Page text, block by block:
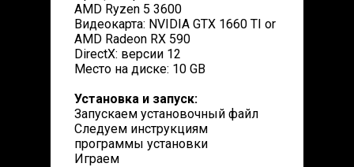
AMD Ryzen 5 3600
Видеокарта: NVIDIA GTX 1660 TI or
AMD Radeon RX 590
DirectX: версии 12
Место на диске: 10 GB
Установка и запуск:
Запускаем установочный файл
Следуем инструкциям
программы установки
Играем